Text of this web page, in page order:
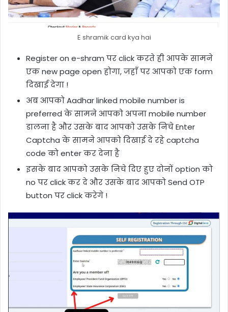
E shramik card kya hai
Register on e-shram पर click करते ही आपके सामने
एक new page open होगा, जहाँ पर आपको एक form
दिखाई देगा !
अब आपको Aadhar linked mobile number is
preferred के सामने आपको अपना mobile number
डालना है और उसके बाद आपको उसके निचे Enter
Captcha के सामने आपको दिखाई दे रहे captcha
code को enter कर देना है
इसके बाद आपको उसके निचे दिए हुए दोनों option को
no पर click कर दे और उसके बाद आपको Send OTP
button पर click करेगे !